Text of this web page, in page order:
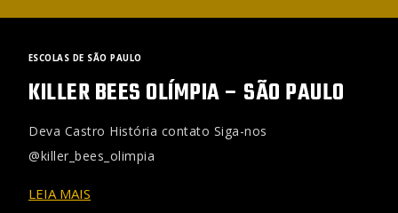
ESCOLAS DE SÃO PAULO
KILLER BEES OLÍMPIA – SÃO PAULO
Deva Castro História contato Siga-nos
@killer_bees_olimpia
LEIA MAIS